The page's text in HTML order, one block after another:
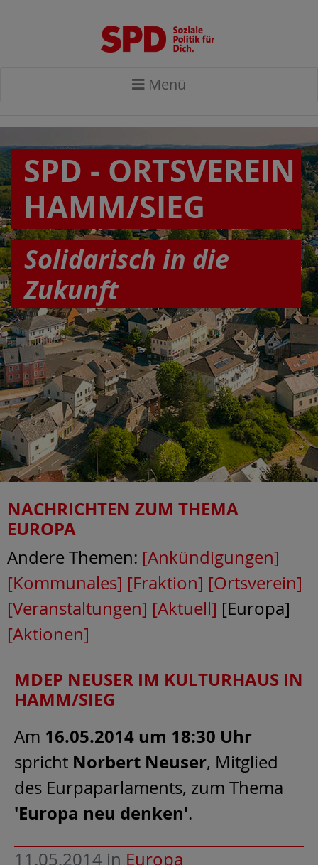
Menü
SPD - ORTSVEREIN
HAMM/SIEG
Solidarisch in die
Zukunft
NACHRICHTEN ZUM THEMA
EUROPA
Andere Themen: [Ankündigungen]
[Kommunales] [Fraktion] [Ortsverein]
[Veranstaltungen] [Aktuell] [Europa]
[Aktionen]
MDEP NEUSER IM KULTURHAUS IN
HAMM/SIEG
Am 16.05.2014 um 18:30 Uhr
spricht Norbert Neuser, Mitglied
des Eurpaparlaments, zum Thema
'Europa neu denken'.
11.05.2014 in Europa